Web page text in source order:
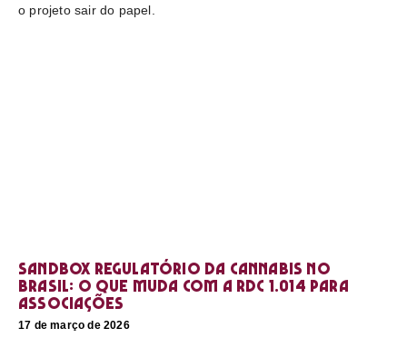
o projeto sair do papel.
Sandbox regulatório da cannabis no
Brasil: o que muda com a RDC 1.014 para
associações
17 de março de 2026